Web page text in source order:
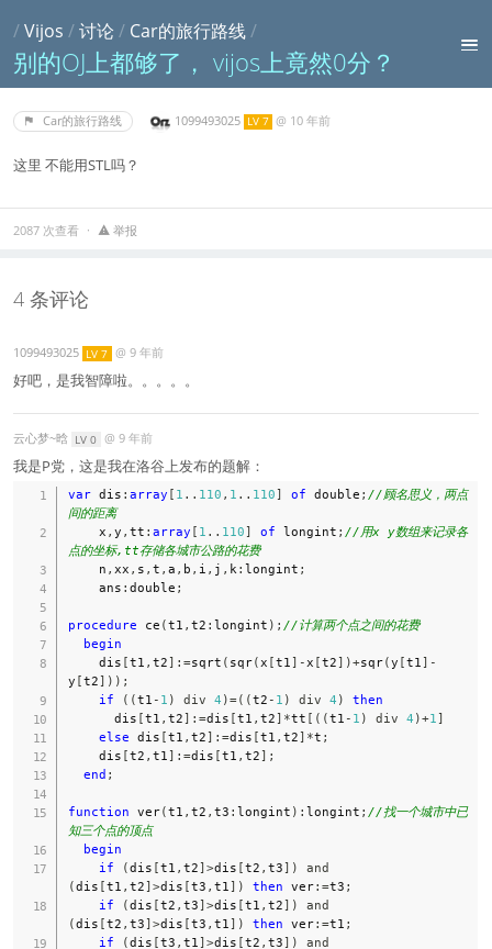
/Vijos /讨论 / Car的旅行路线/
别的OJ上都够了， vijos上竟然0分？
Car的旅行路线 1099493025 LV 7 @ 10 年前
这里 不能用STL吗？
2087 次查看 举报
4 条评论
1099493025 LV 7 @ 9 年前
好吧，是我智障啦。。。。。
云心梦~晗 LV 0 @ 9 年前
我是P党，这是我在洛谷上发布的题解：
var dis : array [ 1 .. 110 , 1 .. 110] of double ; //顾名思义，两点
间的距离
    x
, y , tt : array [ 1 .. 110] of longint ; //用x y数组来记录各
点的坐标,tt存储各城市公路的花费
    n
, xx , s , t , a , b , i , j , k: longint ;
    ans
: double ;
procedure ce (t1 , t2 : longint ) ; //计算两个点之间的花费
begin
    dis
[t1 , t2] :=sqrt ( sqr(x [t1] -x [t2] )+sqr(y [t1] -
y [t2] ) ) ;
if
( (t1 - 1 ) div 4 )=( (t2 - 1 ) div 4 )
then
      dis
[t1 , t2] :=dis [t1 , t2] *tt [ ( (t1 - 1 ) div 4 )+1]
else dis [t1 , t2] :=dis [t1 , t2] *t ;
    dis
[t2 , t1] :=dis [t1 , t2] ;
end ;
function ver(t1 , t2 , t3 : longint ) : longint ; //找一个城市中已
知三个点的顶点
begin
if
(dis [t1 , t2] >dis [t2 , t3] )
and
(dis [t1 , t2] >dis [t3 , t1] ) then ver:=t3 ;
if
(dis [t2 , t3] >dis [t1 , t2] )
and
(dis [t2 , t3] >dis [t3 , t1] ) then ver:=t1 ;
if
(dis [t3 , t1] >dis [t2 , t3] )
and